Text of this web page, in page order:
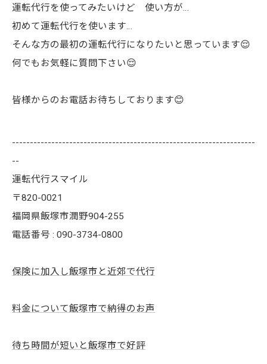
運転代行を使ってみたいけど 使い方が…
初めて運転代行を使います…
そんな方の最初の運転代行になりたいと思っています😌
何でもお気軽に質問下さい😌
皆様からのお電話お待ちしております😊
--------------------------------------------------------------------
--
運転代行スマイル
〒820-0021
福岡県飯塚市潤野904-255
電話番号 : 090-3734-0800
保険に加入し飯塚市と近郊で代行
料金について飯塚市で納得のお声
待ち時間が短いと飯塚市で好評